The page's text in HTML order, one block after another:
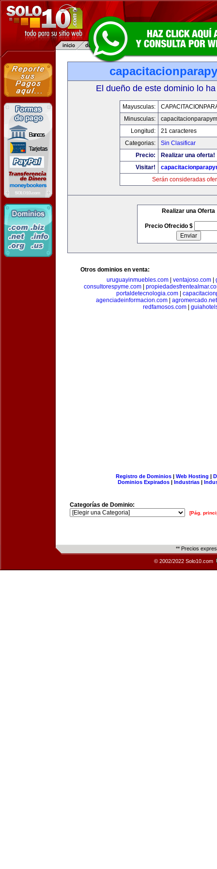
El dueño de este dominio lo
Mayusculas:
Minusculas:
Longitud:
21 caracteres
Categorias:
Sin Clasificar
Precio:
Realizar una oferta!
Visitar!
Serán consideradas
Realizar una Oferta
Precio Ofrecido $
Otros dominios en venta:
uruguayinmuebles.com| ventajoso.com|
consultorespyme.com|
portaldetecnologia.com|
agenciadeinformacion.com
agromercado.net
redfamosos.com
Registro de Dominios| Web Hosting |
Dominios Expirados | Industrias |
Categorías de Dominio:
[Pág.
** Precios
© 2002/2022 Solo10.com